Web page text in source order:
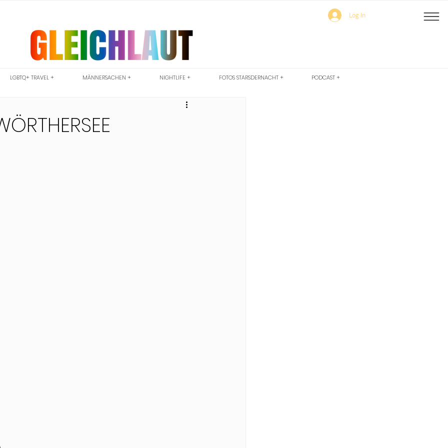
Log In
LGBTQ+ TRAVEL + MÄNNERSACHEN + NIGHTLIFE + FOTOS STARSDERNACHT + PODCAST +